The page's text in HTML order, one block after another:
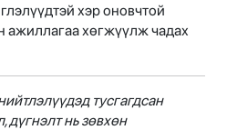
хэр оновчтой
ажиллагаа хөгжүүлж чадах
тусгагдсан
дүгнэлт нь зөвхөн